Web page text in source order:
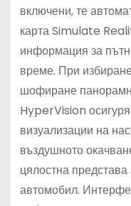
включени, те
карта Simulate
информация за
време. При
шофиране
HyperVision
визуализации на
въздушното
цялостна
автомобил.